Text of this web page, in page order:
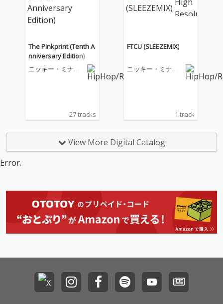
The Pinkprint (Tenth A
nniversary Edition)
ニッキー・ミナー
27 tracks
FTCU (SLEEZEMIX)
ニッキー・ミナー
1 track
View More Digital Catalog
Error.